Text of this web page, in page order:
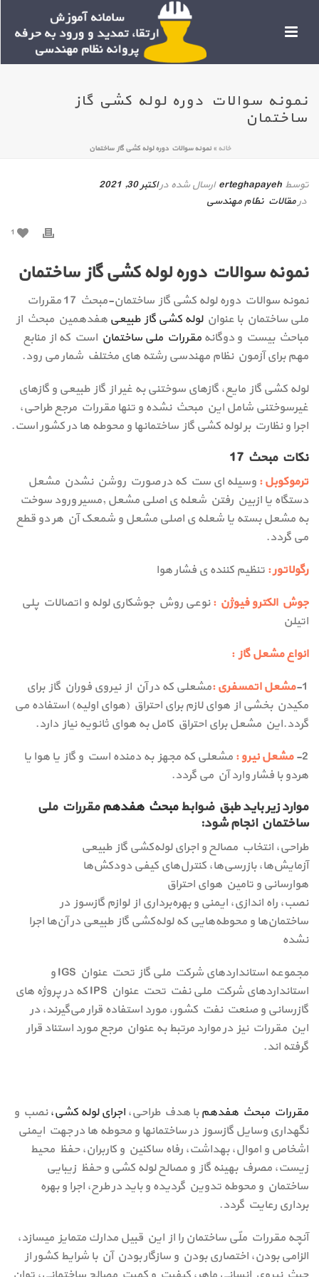
نمونه سوالات دوره لوله کشی گاز
ساختمان
خانه »نمونه سوالات دوره لوله کشی گاز ساختمان
توسط erteghapayehارسال شده دراکتبر 30, 2021
درمقالات نظام مهندسی
1
نمونه سوالات دوره لوله کشی گاز ساختمان
نمونه سوالات دوره لوله کشی گاز ساختمان-مبحث 17 مقررات
ملی ساختمان با عنوان لوله کشی گاز طبیعی هفدهمین مبحث از
مباحث بیست و دوگانه مقررات ملی ساختمان است که از منابع
مهم برای آزمون نظام مهندسی رشته های مختلف شمار می رود.
لوله کشی گاز مایع، گازهای سوختنی به غیر از گاز طبیعی و گازهای
غیرسوختنی شامل این مبحث نشده و تنها مقررات مرجع طراحی،
اجرا و نظارت بر لوله کشی گاز ساختمانها و محوطه ها در کشور است.
نکات مبحث 17
ترموکوبل : وسیله ای ست که در صورت روشن نشدن مشعل
دستگاه یا ازبین رفتن شعله ی اصلی مشعل ,مسیر ورود سوخت
به مشعل بسته یا شعله ی اصلی مشعل و شمعک آن هر دو قطع
می گردد.
رگولاتور : تنظیم کننده ی فشار هوا
جوش الکترو فیوژن :نوعی روش جوشکاری لوله و اتصالات پلی
اتیلن
انواع مشعل گاز :
1- مشعل اتمسفری :مشعلی که در آن از نیروی فوران گاز برای
مکیدن بخشی از هوای لازم برای احتراق (هوای اولیه) استفاده می
گردد.این مشعل برای احتراق کامل به هوای ثانویه نیاز دارد.
2- مشعل نیرو : مشعلی که مجهز به دمنده است و گاز یا هوا یا
هردو با فشار وارد آن می گردد.
موارد زیر باید طبق ضوابطمبحث هفدهممقررات ملی
ساختمان انجام شود:
طراحی، انتخاب مصالح و اجرای لوله‌کشی گاز طبیعی
آزمایش‌ها، بازرسی‌ها، کنترل‌های کیفی دودکش‌ها
هوارسانی و تامین هوای احتراق
نصب، راه اندازی، ایمنی و بهره‌برداری از لوازم گازسوز در
ساختمان‌ها و محوطه‌هایی که لوله‌کشی گاز طبیعی در آن‌ها اجرا
نشده
مجموعه استانداردهای شرکت ملی گاز تحت عنوان IGS و
استانداردهای شرکت ملی نفت تحت عنوان IPS که در پروژه های
گازرسانی و صنعت نفت کشور، مورد استفاده قرار می‌گیرند، در
این مقررات نیز در موارد مرتبط به عنوان مرجع مورد استناد قرار
گرفته اند.
مقررات مبحث هفدهمبا هدف طراحی، اجرای لوله کشی،نصب و
نگهداری وسایل گازسوز در ساختمانها و محوطه ها در جهت ایمنی
اشخاص و اموال، بهداشت، رفاه ساکنین و کاربران، حفظ محیط
زیست، مصرف بهینه گاز و مصالح لوله کشی و حفظ زیبایی
ساختمان و محوطه تدوین گردیده و باید در طرح، اجرا و بهره
برداری رعایت گردد.
آنچه مقررات ملّی ساختمان را از این قبیل مدارك متمایز میسازد،
الزامی بودن، اختصاري بودن و سازگار بودن آن با شرایط کشور از